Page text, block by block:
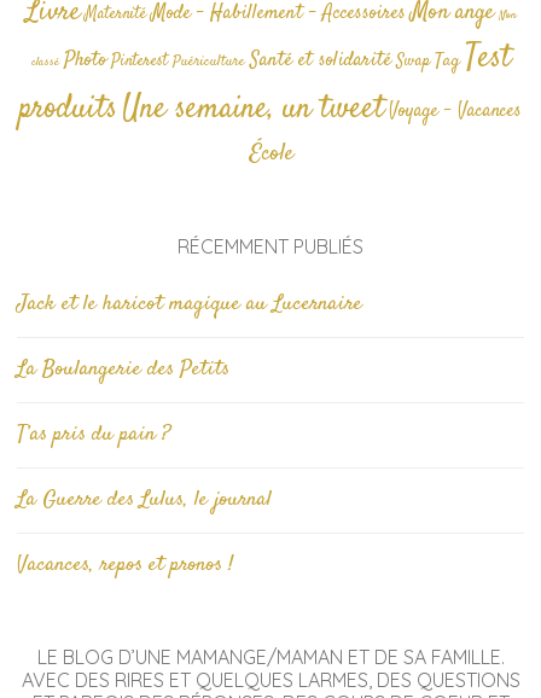
Livre Maternité Mode - Habillement - AccessoiresMon ange Non
classé Photo Pinterest Puériculture Santé et solidarité Swap TagTest
produitsUne semaine, un tweetVoyage - Vacances
École
RÉCEMMENT PUBLIÉS
Jack et le haricot magique au Lucernaire
La Boulangerie des Petits
T’as pris du pain ?
La Guerre des Lulus, le journal
Vacances, repos et pronos !
LE BLOG D’UNE MAMANGE/MAMAN ET DE SA FAMILLE.
AVEC DES RIRES ET QUELQUES LARMES, DES QUESTIONS